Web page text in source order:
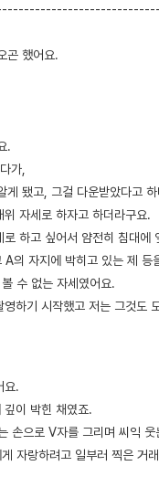
곤 했어요.
.
가,
게 됐고, 그걸 다운받았다고
자세로 하자고 하더라구요.
하고 싶어서 얌전히 침대에
의 자지에 박히고 있는 제 등
수 없는 자세였어요.
하기 시작했고 저는 그것도
요.
이 박힌 채였죠.
손으로 V자를 그리며 씨익 웃
자랑하려고 일부러 찍은 거